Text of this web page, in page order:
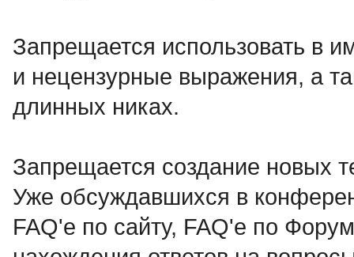
Запрещается использовать в
и нецензурные выражения, а
длинных никах.
Запрещается создание новых
Уже обсуждавшихся в
FAQ'e по сайту, FAQ'e по